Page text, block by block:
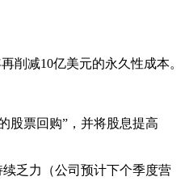
削减10亿美元的永久性成本。
股票回购”，并将股息提高
乏力（公司预计下个季度营